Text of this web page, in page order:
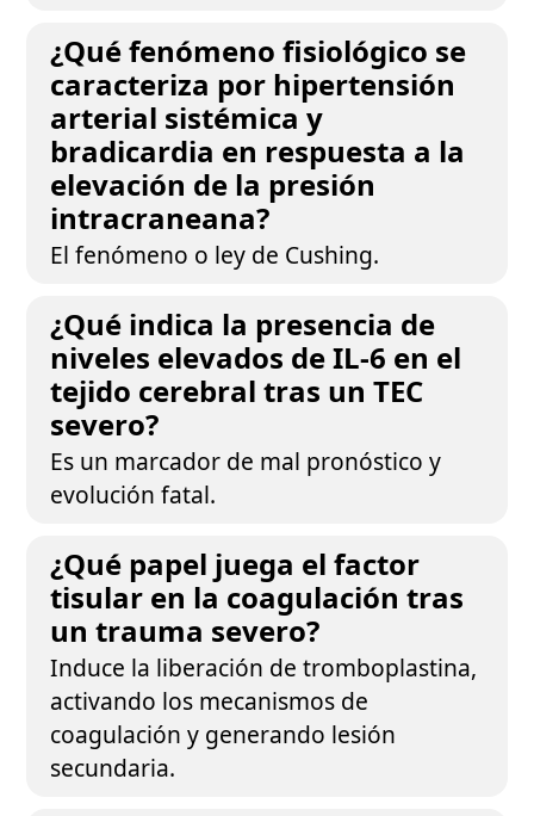
¿Qué fenómeno fisiológico se
caracteriza por hipertensión
arterial sistémica y
bradicardia en respuesta a la
elevación de la presión
intracraneana?
El fenómeno o ley de Cushing.
¿Qué indica la presencia de
niveles elevados de IL-6 en el
tejido cerebral tras un TEC
severo?
Es un marcador de mal pronóstico y
evolución fatal.
¿Qué papel juega el factor
tisular en la coagulación tras
un trauma severo?
Induce la liberación de tromboplastina,
activando los mecanismos de
coagulación y generando lesión
secundaria.